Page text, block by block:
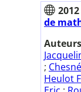
2012
de
;
Heulot